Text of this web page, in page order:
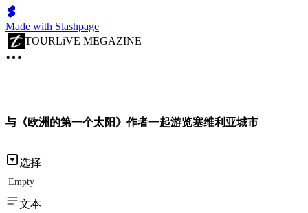
Made with Slashpage
TOURLiVE MEGAZINE
与《欧洲的第一个太阳》作者一起游览塞维利亚城市
选择
Empty
文本